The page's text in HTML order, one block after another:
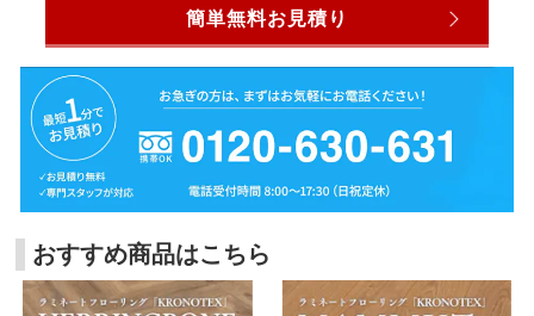
簡単無料お見積り
おすすめ商品はこちら